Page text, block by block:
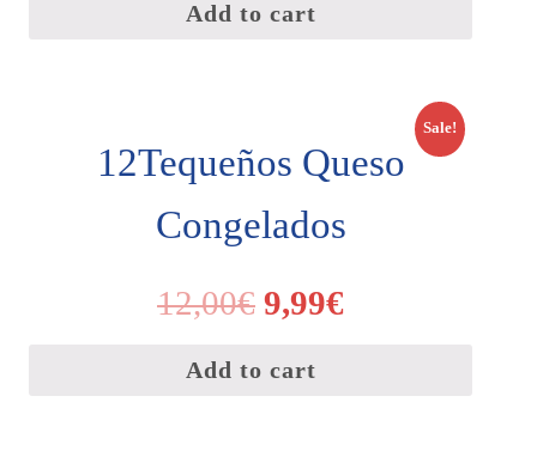
Add to cart
Sale!
12Tequeños Queso
Congelados
12,00€ 9,99€
Add to cart